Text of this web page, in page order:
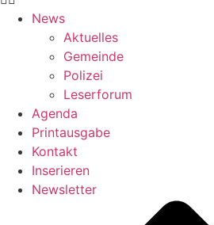
News
Aktuelles
Gemeinde
Polizei
Leserforum
Agenda
Printausgabe
Kontakt
Inserieren
Newsletter